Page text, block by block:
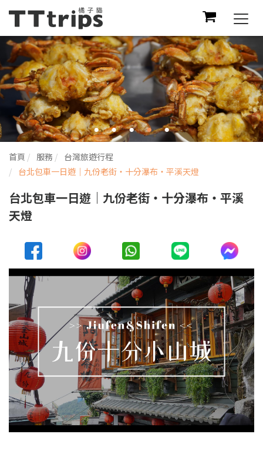
首頁 服務
台灣旅遊行程
台北包車一日遊｜九份老街・十分瀑布・平溪天燈
台北包車一日遊｜九份老街・十分瀑布・平溪
天燈